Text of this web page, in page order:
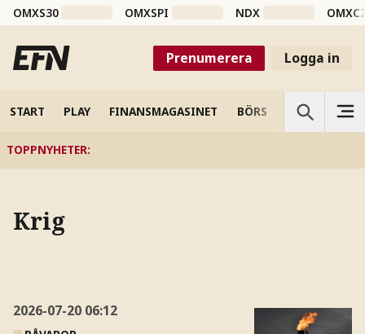
OMXS30 OMXSPI NDX
Prenumerera Logga in
START PLAY FINANSMAGASINET BÖRS VETENSKAP
TOPPNYHETER:
Krig
2026-07-20 06:12